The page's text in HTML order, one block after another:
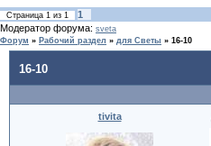
Страница 1 из 1
1
Модератор форума: sveta
Форум » Рабочий раздел » для Светы » 16-10
16-10
tivita